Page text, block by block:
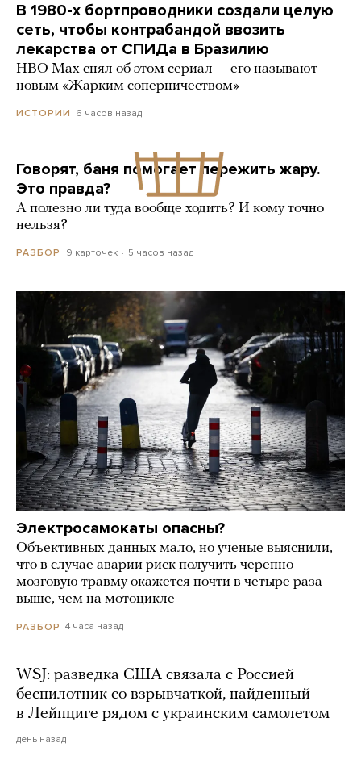
В 1980-х бортпроводники создали целую
сеть, чтобы контрабандой ввозить
лекарства от СПИДа в Бразилию
HBO Max снял об этом сериал — его называют
новым «Жарким соперничеством»
ИСТОРИИ 6 часов назад
Говорят, баня помогает пережить жару.
Это правда?
А полезно ли туда вообще ходить? И кому точно
нельзя?
РАЗБОР 9 карточек 5 часов назад
Электросамокаты опасны?
Объективных данных мало, но ученые выяснили,
что в случае аварии риск получить черепно-
мозговую травму окажется почти в четыре раза
выше, чем на мотоцикле
РАЗБОР 4 часа назад
WSJ: разведка США связала с Россией
беспилотник со взрывчаткой, найденный
в Лейпциге рядом с украинским самолетом
день назад